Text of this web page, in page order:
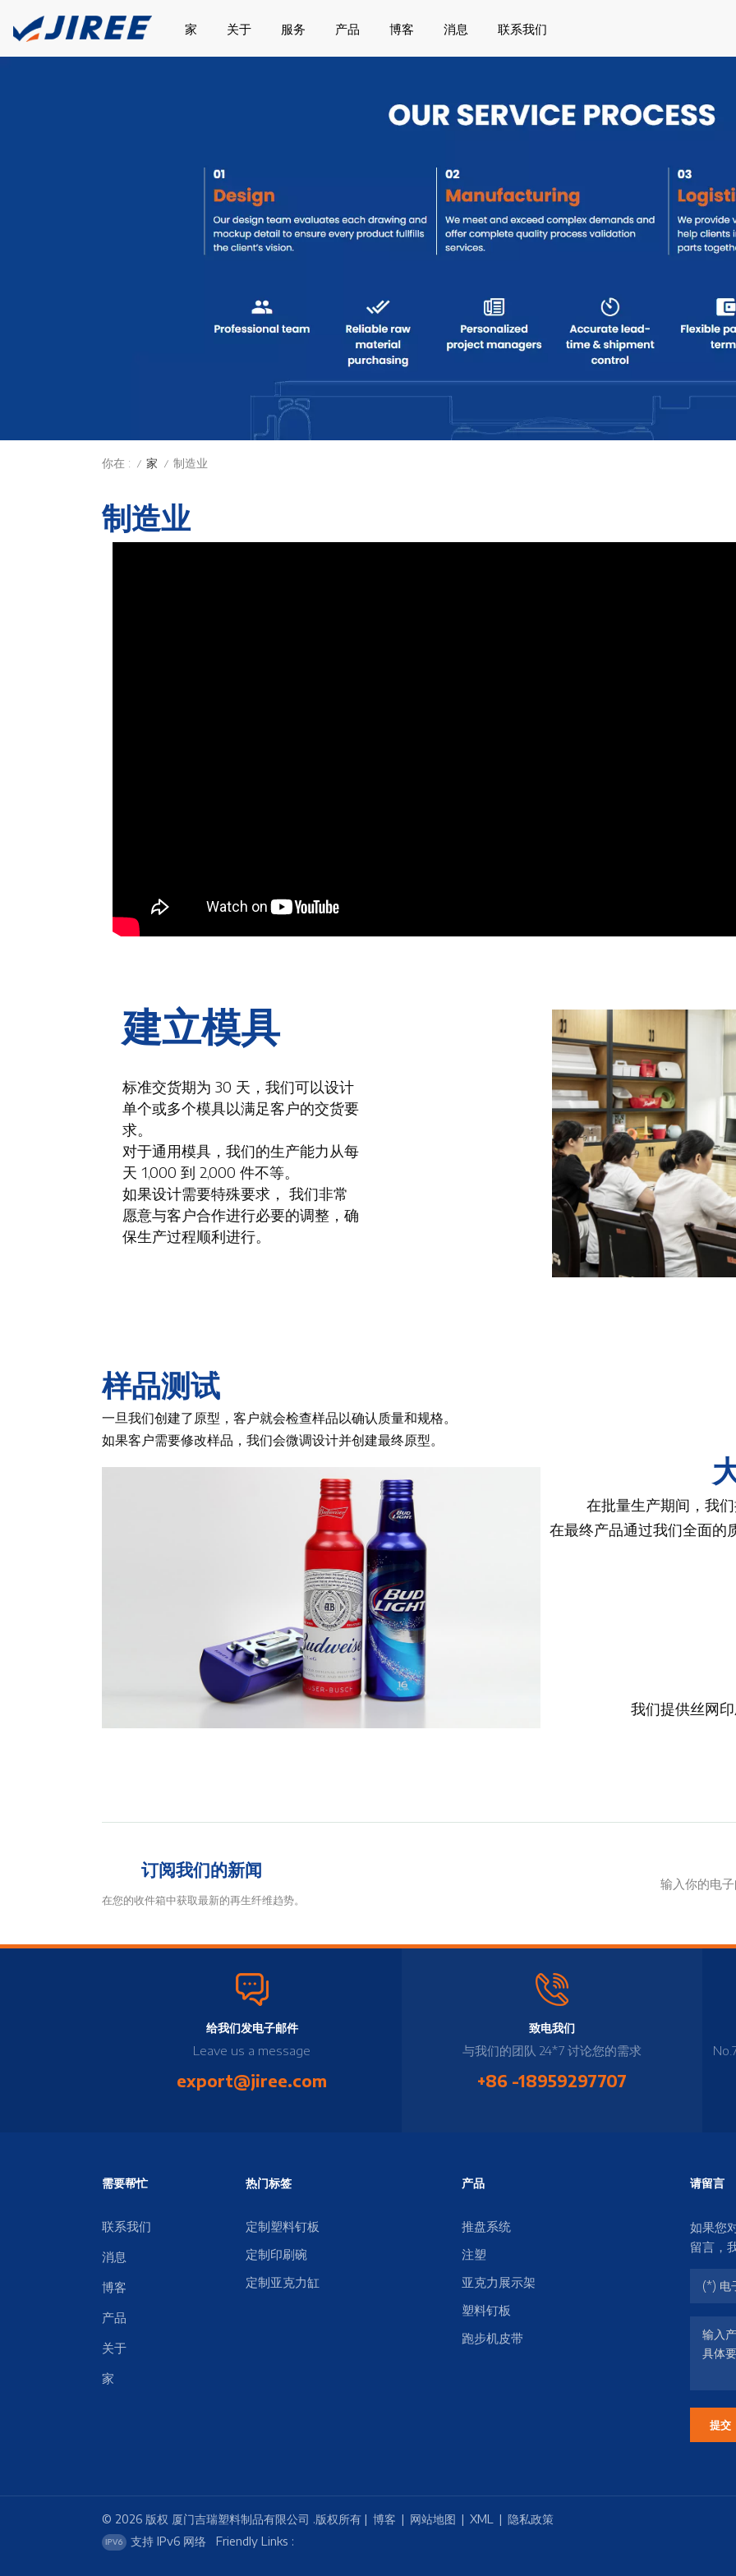
家 关于 服务 产品 博客 消息 联系我们
你在 : / 家 / 制造业
制造业
建立模具
标准交货期为 30 天，我们可以设计
单个或多个模具以满足客户的交货要
求。
对于通用模具，我们的生产能力从每
天 1,000 到 2,000 件不等。
如果设计需要特殊要求， 我们非常
愿意与客户合作进行必要的调整，确
保生产过程顺利进行。
样品测试
一旦我们创建了原型，客户就会检查样品以确认质量和规格。
如果客户需要修改样品，我们会微调设计并创建最终原型。
在批量生产期间，我
在最终产品通过我们全面的
我们提供丝网
订阅我们的新闻
在您的收件箱中获取最新的再生纤维趋势。
给我们发电子邮件
Leave us a message
export@jiree.com
致电我们
与我们的团队 24*7 讨论您的需求
+86 -18959297707
需要帮忙
联系我们
消息
博客
产品
关于
家
热门标签
定制塑料钉板
定制印刷碗
定制亚克力缸
产品
推盘系统
注塑
亚克力展示架
塑料钉板
跑步机皮带
请留言
如果您
留言，
提交
© 2026 版权 厦门吉瑞塑料制品有限公司 .版权所有 | 博客 | 网站地图 | XML | 隐私政策
支持 IPv6 网络
Friendly Links :